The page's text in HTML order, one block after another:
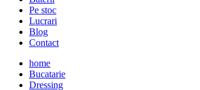
Pe stoc
Lucrari
Blog
Contact
home
Bucatarie
Dressing